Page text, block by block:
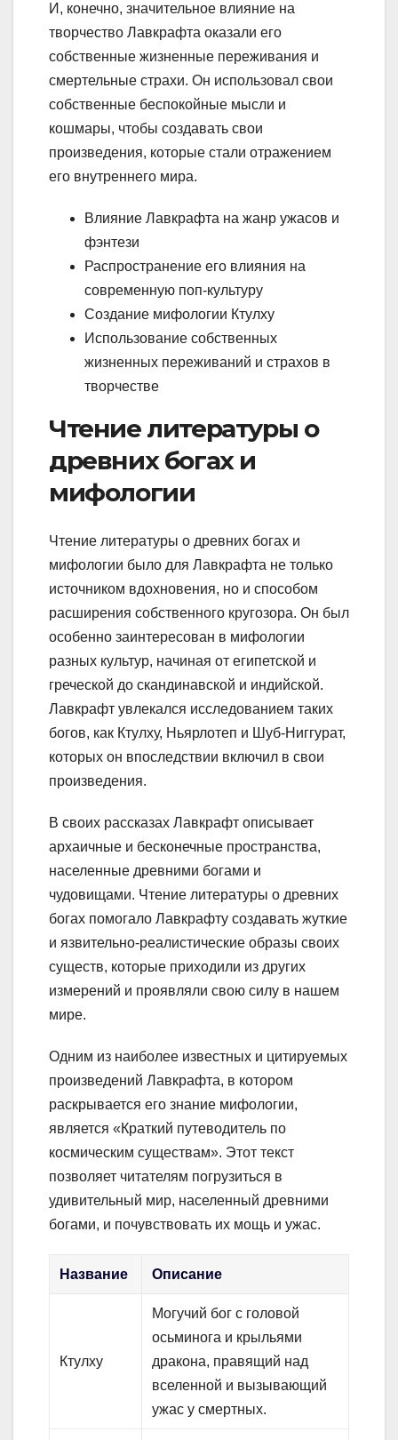
И, конечно, значительное влияние на
творчество Лавкрафта оказали его
собственные жизненные переживания и
смертельные страхи. Он использовал свои
собственные беспокойные мысли и
кошмары, чтобы создавать свои
произведения, которые стали отражением
его внутреннего мира.
Влияние Лавкрафта на жанр ужасов и
фэнтези
Распространение его влияния на
современную поп-культуру
Создание мифологии Ктулху
Использование собственных
жизненных переживаний и страхов в
творчестве
Чтение литературы о
древних богах и
мифологии
Чтение литературы о древних богах и
мифологии было для Лавкрафта не только
источником вдохновения, но и способом
расширения собственного кругозора. Он был
особенно заинтересован в мифологии
разных культур, начиная от египетской и
греческой до скандинавской и индийской.
Лавкрафт увлекался исследованием таких
богов, как Ктулху, Ньярлотеп и Шуб-Ниггурат,
которых он впоследствии включил в свои
произведения.
В своих рассказах Лавкрафт описывает
архаичные и бесконечные пространства,
населенные древними богами и
чудовищами. Чтение литературы о древних
богах помогало Лавкрафту создавать жуткие
и язвительно-реалистические образы своих
существ, которые приходили из других
измерений и проявляли свою силу в нашем
мире.
Одним из наиболее известных и цитируемых
произведений Лавкрафта, в котором
раскрывается его знание мифологии,
является «Краткий путеводитель по
космическим существам». Этот текст
позволяет читателям погрузиться в
удивительный мир, населенный древними
богами, и почувствовать их мощь и ужас.
Название Описание
Ктулху
Могучий бог с головой
осьминога и крыльями
дракона, правящий над
вселенной и вызывающий
ужас у смертных.